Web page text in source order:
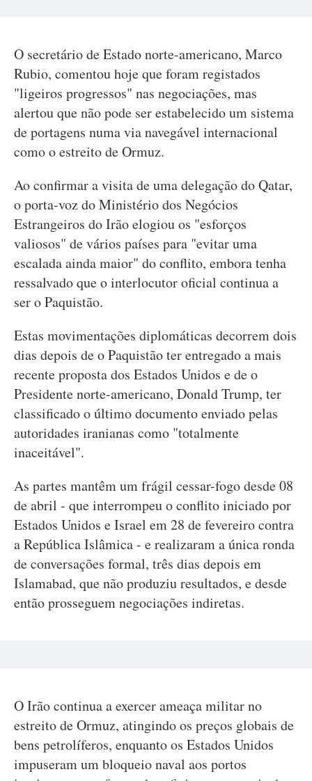
O secretário de Estado norte-americano, Marco
Rubio, comentou hoje que foram registados
"ligeiros progressos" nas negociações, mas
alertou que não pode ser estabelecido um sistema
de portagens numa via navegável internacional
como o estreito de Ormuz.
Ao confirmar a visita de uma delegação do Qatar,
o porta-voz do Ministério dos Negócios
Estrangeiros do Irão elogiou os "esforços
valiosos" de vários países para "evitar uma
escalada ainda maior" do conflito, embora tenha
ressalvado que o interlocutor oficial continua a
ser o Paquistão.
Estas movimentações diplomáticas decorrem dois
dias depois de o Paquistão ter entregado a mais
recente proposta dos Estados Unidos e de o
Presidente norte-americano, Donald Trump, ter
classificado o último documento enviado pelas
autoridades iranianas como "totalmente
inaceitável".
As partes mantêm um frágil cessar-fogo desde 08
de abril - que interrompeu o conflito iniciado por
Estados Unidos e Israel em 28 de fevereiro contra
a República Islâmica - e realizaram a única ronda
de conversações formal, três dias depois em
Islamabad, que não produziu resultados, e desde
então prosseguem negociações indiretas.
O Irão continua a exercer ameaça militar no
estreito de Ormuz, atingindo os preços globais de
bens petrolíferos, enquanto os Estados Unidos
impuseram um bloqueio naval aos portos